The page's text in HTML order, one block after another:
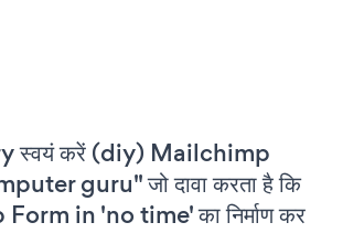
स्वयं करें (diy) Mailchimp
guru" जो दावा करता है कि
in 'no time' का निर्माण कर